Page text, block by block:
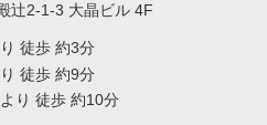
辻2-1-3 大晶ビル 4F
徒歩 約3分
徒歩 約9分
り 徒歩 約10分